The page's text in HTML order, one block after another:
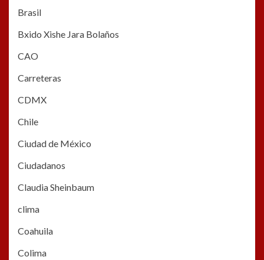
Brasil
Bxido Xishe Jara Bolaños
CAO
Carreteras
CDMX
Chile
Ciudad de México
Ciudadanos
Claudia Sheinbaum
clima
Coahuila
Colima